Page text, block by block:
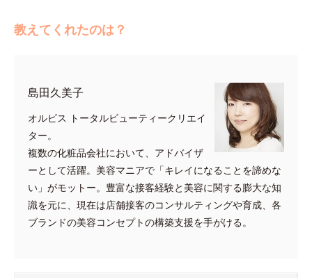
教えてくれたのは？
島田久美子
オルビス トータルビューティークリエイ
ター。
複数の化粧品会社において、アドバイザ
ーとして活躍。美容マニアで「キレイになることを諦めな
い」がモットー。豊富な接客経験と美容に関する膨大な知
識を元に、現在は店舗接客のコンサルティングや育成、各
ブランドの美容コンセプトの構築支援を手がける。